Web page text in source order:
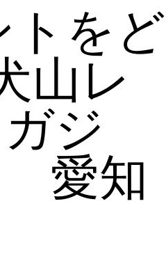
トをど
山レ
ジ
愛知